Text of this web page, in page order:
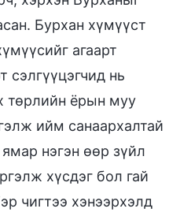
Бурхан хүмүүст
агаарт
сэлгүүцэгчид нь
төрлийн ёрын муу
ийм санаархалтай
нэгэн өөр зүйл
хүсдэг бол гай
чигтээ хэнээрхэлд